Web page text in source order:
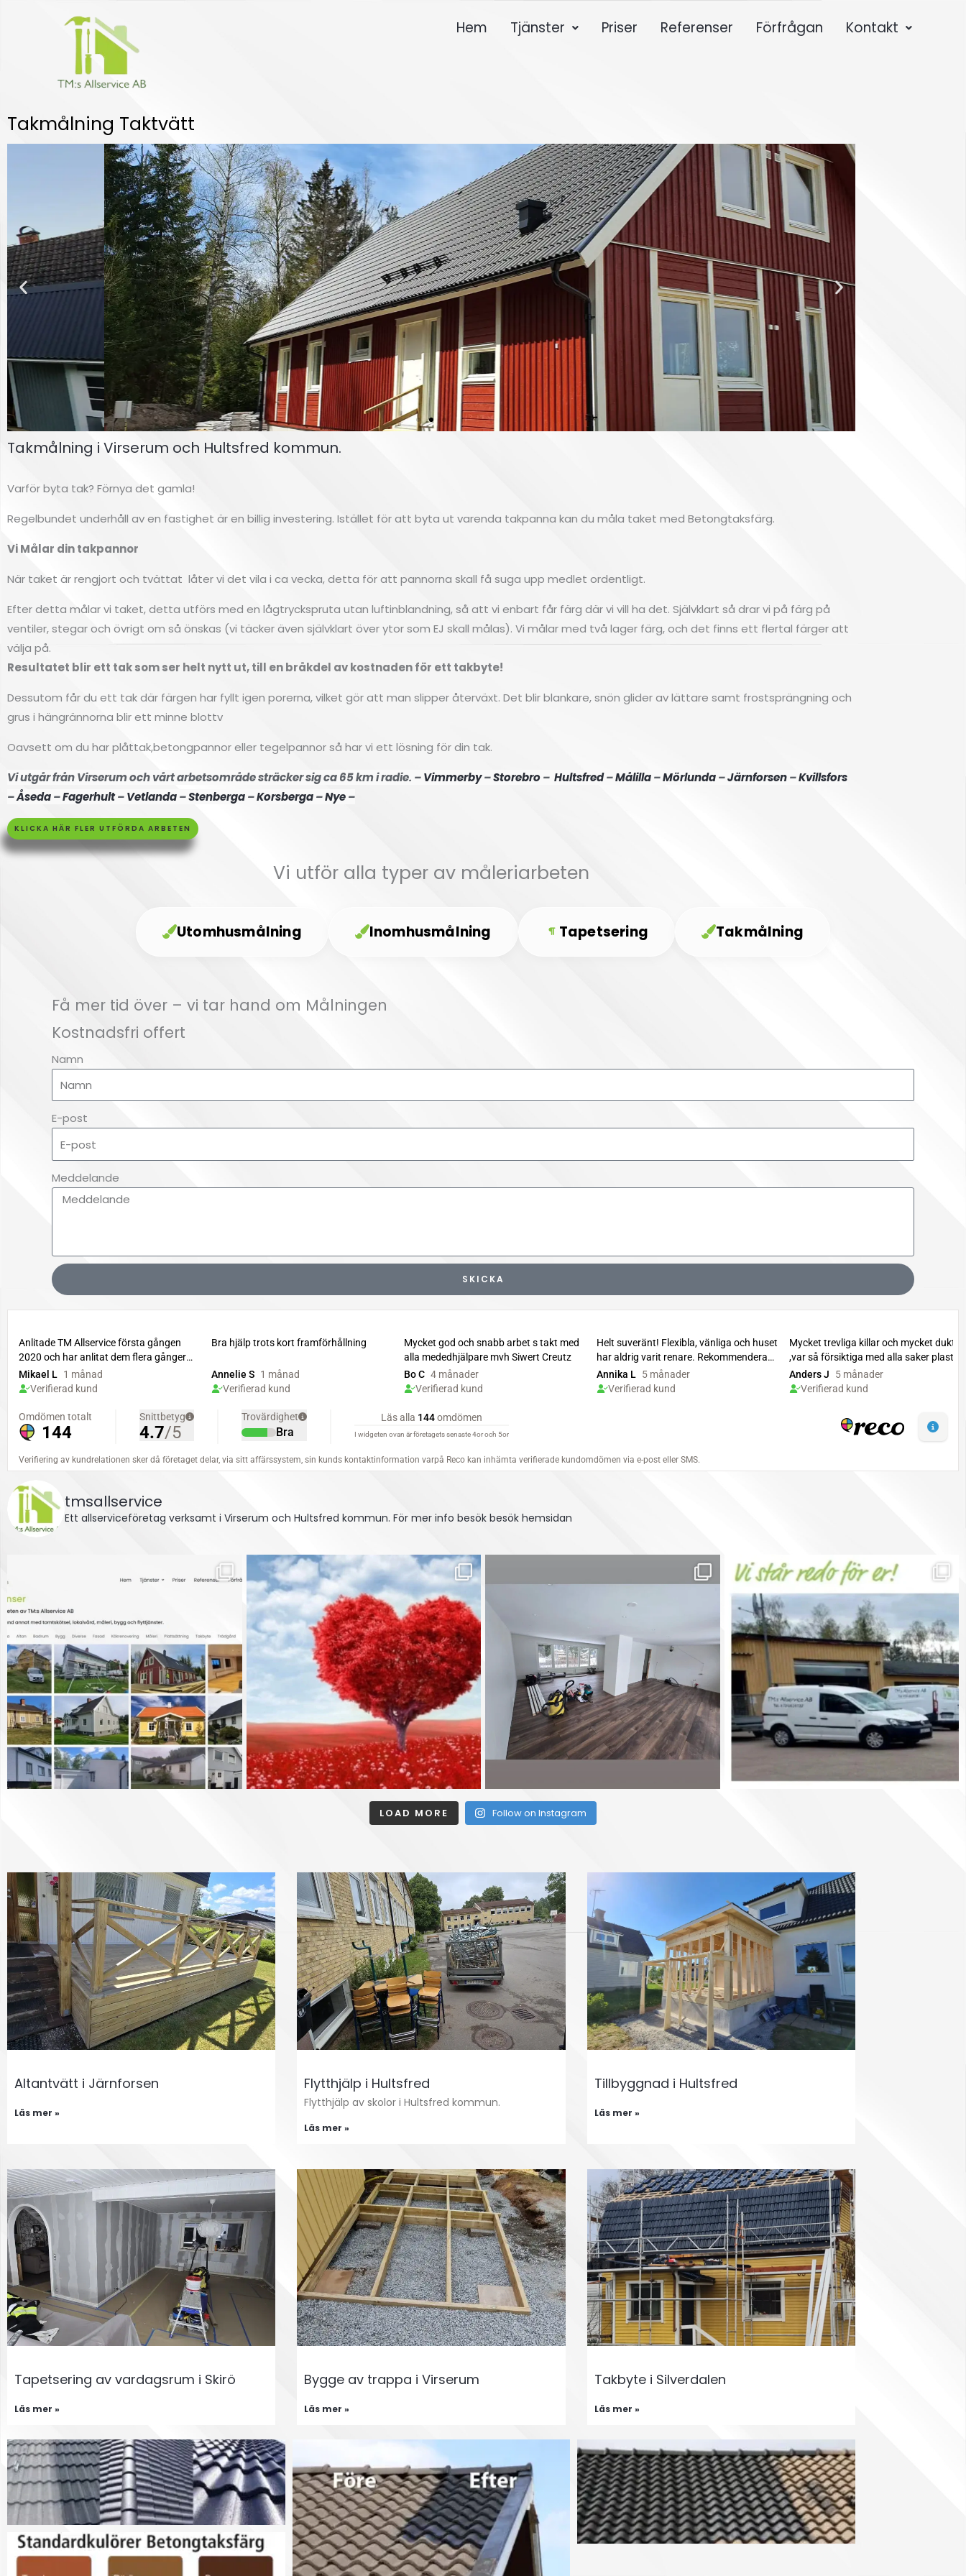
Hem Tjänster Priser Referenser Förfrågan Kontakt
Takmålning Taktvätt
Fasdamå
lning
Högsby
Takmålning i Virserum och Hultsfred kommun.
Varför byta tak? Förnya det gamla!
Regelbundet underhåll av en fastighet är en billig investering. Istället för att byta ut varenda takpanna kan du måla taket med Betongtaksfärg.
Vi Målar din takpannor
När taket är rengjort och tvättat låter vi det vila i ca vecka, detta för att pannorna skall få suga upp medlet ordentligt.
Efter detta målar vi taket, detta utförs med en lågtryckspruta utan luftinblandning, så att vi enbart får färg där vi vill ha det. Självklart så drar vi på färg på
ventiler, stegar och övrigt om så önskas (vi täcker även självklart över ytor som EJ skall målas). Vi målar med två lager färg, och det finns ett flertal färger att
välja på.
Resultatet blir ett tak som ser helt nytt ut, till en bråkdel av kostnaden för ett takbyte!
Dessutom får du ett tak där färgen har fyllt igen porerna, vilket gör att man slipper återväxt. Det blir blankare, snön glider av lättare samt frostsprängning och
grus i hängrännorna blir ett minne blottv
Oavsett om du har plåttak,betongpannor eller tegelpannor så har vi ett lösning för din tak.
Vi utgår från Virserum och vårt arbetsområde sträcker sig ca 65 km i radie. –Vimmerby–Storebro– Hultsfred–Målilla–Mörlunda–Järnforsen–Kvillsfors
–Åseda–Fagerhult–Vetlanda–Stenberga–Korsberga–Nye–
KLICKA HÄR FLER UTFÖRDA ARBETEN
Vi utför alla typer av måleriarbeten
Utomhusmålning Inomhusmålning Tapetsering Takmålning
Få mer tid över – vi tar hand om Målningen
Kostnadsfri offert
Namn
E-post
Meddelande
SKICKA
tmsallservice
Ett allserviceföretag verksamt i Virserum och Hultsfred kommun. För mer info besök besök hemsidan
LOAD MORE Follow on Instagram
Altantvätt i Järnforsen
Läs mer »
Flytthjälp i Hultsfred
Flytthjälp av skolor i Hultsfred kommun.
Läs mer »
Tillbyggnad i Hultsfred
Läs mer »
Tapetsering av vardagsrum i Skirö
Läs mer »
Bygge av trappa i Virserum
Läs mer »
Takbyte i Silverdalen
Läs mer »